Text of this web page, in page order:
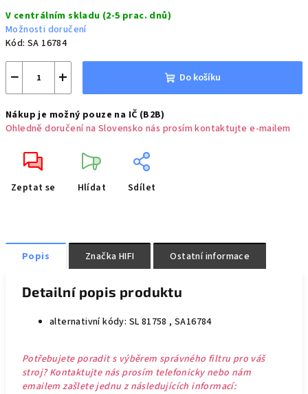
cena:
V centrálním skladu (2-5 prac. dnů)
Možnosti doručení
Kód: SA 16784
+
− Do košíku
Nákup je možný pouze na IČ (B2B)
Ohledně doručení na Slovensko nás prosím kontaktujte e-mailem
Zeptat se Hlídat Sdílet
Popis Značka HIFI Ostatní informace
Detailní popis produktu
alternativní kódy: SL 81758 , SA16784
Potřebujete poradit s výběrem správného filtru pro váš
stroj? Kontaktujte nás prosím telefonicky nebo nám
emailem zašlete jednu z následujících informací: